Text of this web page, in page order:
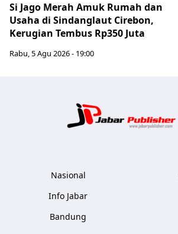
Si Jago Merah Amuk Rumah dan
Usaha di Sindanglaut Cirebon,
Kerugian Tembus Rp350 Juta
Rabu, 5 Agu 2026 - 19:00
Nasional
Info Jabar
Bandung